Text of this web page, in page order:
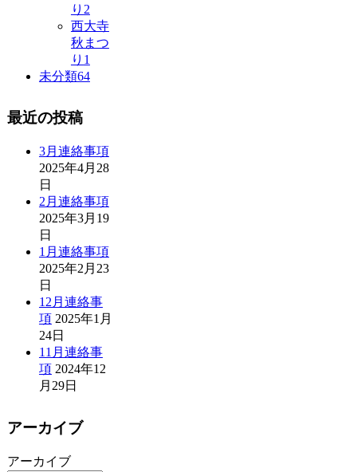
り 2
西大寺
秋まつ
り 1
未分類64
最近の投稿
3月連絡事項
2025年4月28
日
2月連絡事項
2025年3月19
日
1月連絡事項
2025年2月23
日
12月連絡事
項 2025年1月
24日
11月連絡事
項 2024年12
月29日
アーカイブ
アーカイブ